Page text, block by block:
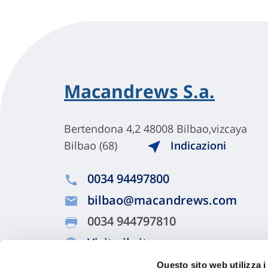
Questo sito web utilizza i
Macandrews S.a.
Bertendona 4,2 48008 Bilbao,vizcaya
Bilbao (68)
Indicazioni
0034 94497800
bilbao@macandrews.com
0034 944797810
Visita il sito